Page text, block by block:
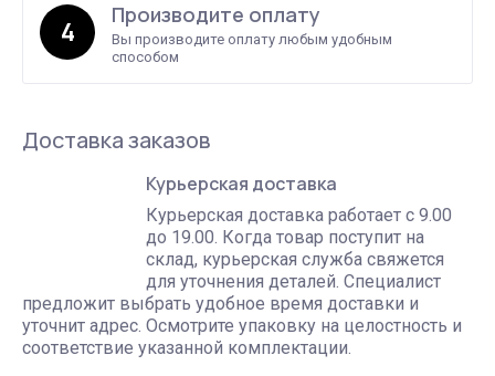
4
Производите оплату
Вы производите оплату любым удобным
способом
Доставка заказов
Курьерская доставка
Курьерская доставка работает с 9.00
до 19.00. Когда товар поступит на
склад, курьерская служба свяжется
для уточнения деталей. Специалист
предложит выбрать удобное время доставки и
уточнит адрес. Осмотрите упаковку на целостность и
соответствие указанной комплектации.